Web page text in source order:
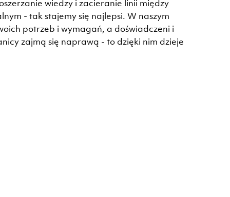
wiedzy i zacieranie linii między
- tak stajemy się najlepsi. W naszym
potrzeb i wymagań, a doświadczeni i
zajmą się naprawą - to dzięki nim dzieje